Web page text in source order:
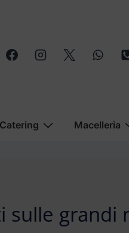
Catering Macelleria
sulle grandi